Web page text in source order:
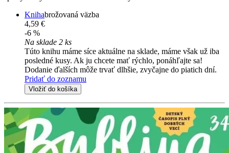
Knihabrožovaná väzba
4,59 €
-6 %
Na sklade 2 ks
Túto knihu máme síce aktuálne na sklade, máme však už iba
posledné kusy. Ak ju chcete mať rýchlo, ponáhľajte sa!
Dodanie ďalších môže trvať dlhšie, zvyčajne do piatich dní.
Pridať do zoznamu
Vložiť do košíka